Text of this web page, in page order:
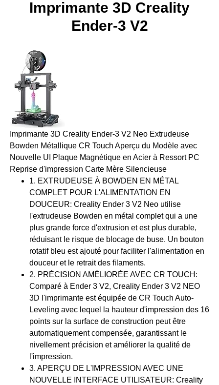
Imprimante 3D Creality
Ender-3 V2
Imprimante 3D Creality Ender-3 V2 Neo Extrudeuse
Bowden Métallique CR Touch Aperçu du Modèle avec
Nouvelle UI Plaque Magnétique en Acier à Ressort PC
Reprise d'impression Carte Mère Silencieuse
1. EXTRUDEUSE À BOWDEN EN MÉTAL
COMPLET POUR L'ALIMENTATION EN
DOUCEUR: Creality Ender 3 V2 Neo utilise
l'extrudeuse Bowden en métal complet qui a une
plus grande force d'extrusion et est plus durable,
réduisant le risque de blocage de buse. Un bouton
rotatif bleu est ajouté pour faciliter l'alimentation en
douceur et le retrait des filaments.
2. PRÉCISION AMÉLIORÉE AVEC CR TOUCH:
Comparé à Ender 3 V2, Creality Ender 3 V2 NEO
3D l'imprimante est équipée de CR Touch Auto-
Leveling avec lequel la hauteur d'impression des 16
points sur la surface de construction peut être
automatiquement compensée, garantissant le
nivellement précision et améliorer la qualité de
l'impression.
3. APERÇU DE L'IMPRESSION AVEC UNE
NOUVELLE INTERFACE UTILISATEUR: Creality